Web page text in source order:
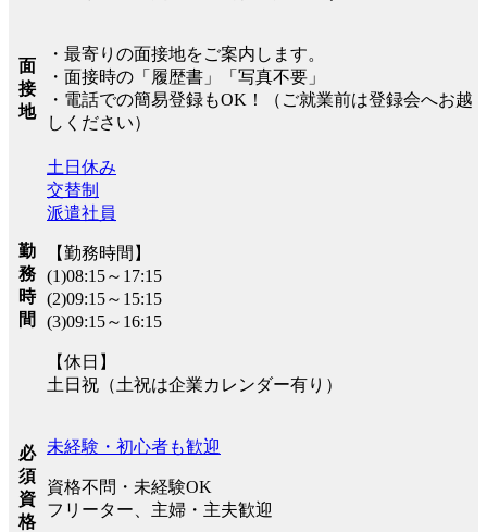
面
接
地
・最寄りの面接地をご案内します。
・面接時の「履歴書」「写真不要」
・電話での簡易登録もOK！（ご就業前は登録会へお越
しください）
勤
務
時
間
土日休み
交替制
派遣社員
【勤務時間】
(1)08:15～17:15
(2)09:15～15:15
(3)09:15～16:15
【休日】
土日祝（土祝は企業カレンダー有り）
必
須
資
格
未経験・初心者も歓迎
資格不問・未経験OK
フリーター、主婦・主夫歓迎